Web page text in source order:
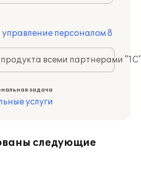
персоналом 8
всеми партнерами
задача
услуги
следующие